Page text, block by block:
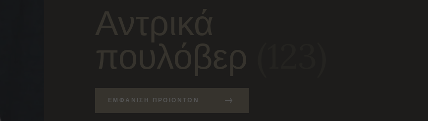
Αντρικά
πουλόβερ
ΕΜΦΆΝΙΣΗ ΠΡΟΪΌΝΤΩΝ